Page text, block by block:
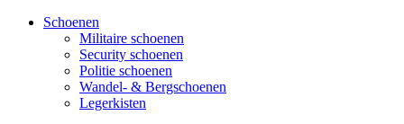
Schoenen
Militaire schoe­nen
Security schoenen
Politie schoenen
Wandel- & Berg­­schoenen
Legerkisten